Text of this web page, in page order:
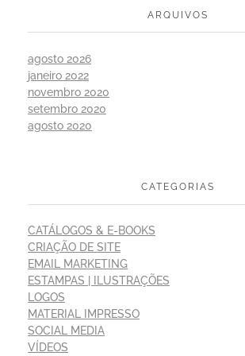
ARQUIVOS
agosto 2026
janeiro 2022
novembro 2020
setembro 2020
agosto 2020
CATEGORIAS
CATÁLOGOS & E-BOOKS
CRIAÇÃO DE SITE
EMAIL MARKETING
ESTAMPAS | ILUSTRAÇÕES
LOGOS
MATERIAL IMPRESSO
SOCIAL MEDIA
VÍDEOS